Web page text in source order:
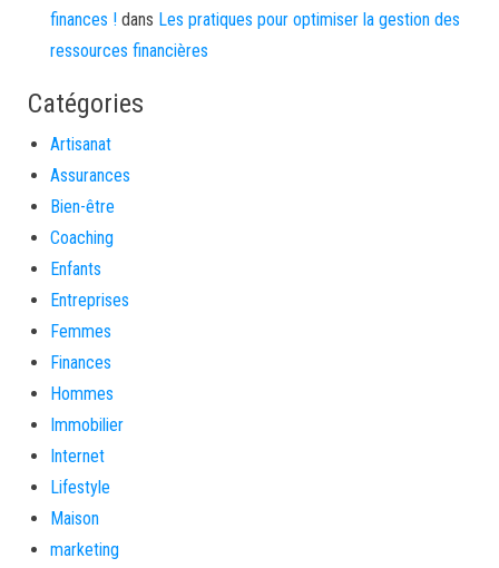
finances ! dans Les pratiques pour optimiser la gestion des
ressources financières
Catégories
Artisanat
Assurances
Bien-être
Coaching
Enfants
Entreprises
Femmes
Finances
Hommes
Immobilier
Internet
Lifestyle
Maison
marketing